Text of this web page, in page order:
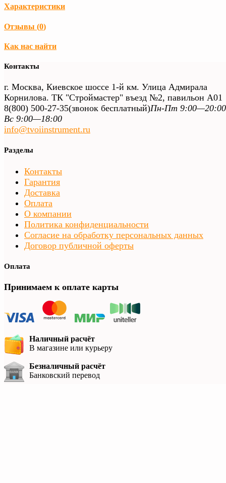
Характеристики
Отзывы (0)
Как нас найти
Контакты
г. Москва, Киевское шоссе 1-й км. Улица Адмирала
Корнилова. ТК "Строймастер" въезд №2, павильон А01
8(800) 500-27-35(звонок бесплатный)Пн-Пт
Вс 9:00—18:00
info@tvoiinstrument.ru
Разделы
Контакты
Гарантия
Доставка
Оплата
О компании
Политика конфиденциальности
Согласие на обработку персональных данных
Договор публичной оферты
Оплата
Принимаем к оплате карты
Наличный расчёт
В магазине или курьеру
Безналичный расчёт
Банковский перевод